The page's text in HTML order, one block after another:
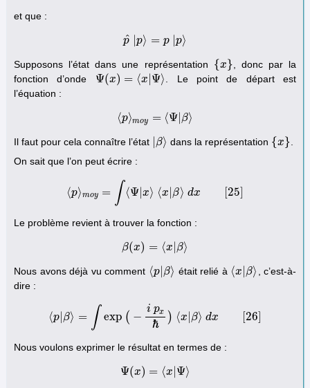
et que :
p
^ |p⟩ = p p⟩
^ |p ⟩= p | p⟩
Supposons l’état dans une représentation {x}
{x}
, donc par la
fonction d’onde Ψ(x) = ⟨x Ψ⟩
Ψ(x)= x|Ψ⟩
. Le point de départ est
l’équation :
⟨p⟩moy = ⟨Ψ β⟩
⟨p⟩mo y= Ψ|β ⟩
Il faut pour cela connaître l’état β⟩
β⟩ dans la représentation {x}
{ x}
.
On sait que l’on peut écrire :
⟨p⟩moy = ∫ ⟨Ψ|x⟩ ⟨x|β⟩ dx [25]
⟨ p⟩m o y=∫⟨ Ψ|x ⟩ ⟨x |β⟩ dx[25
Le problème revient à trouver la fonction :
β(x) = ⟨x β⟩
β(x )=⟨ x|β
Nous avons déjà vu comment ⟨p| β⟩
⟨p| β⟩ était relié à ⟨x β⟩
⟨x| β⟩
, c’est-à-
dire :
⟨p|β⟩ = ∫ exp ( −
i px
ℏ
) ⟨x|β⟩ dx [26]
p| β⟩=∫exp(− pxℏ) ⟨ x|β dx [26]
Nous voulons exprimer le résultat en termes de :
Ψ(x) = ⟨x Ψ⟩
Ψ(x )=⟨ x|Ψ ⟩